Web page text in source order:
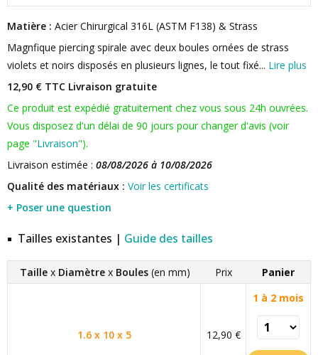
Matière : Acier Chirurgical 316L (ASTM F138) & Strass
Magnfique piercing spirale avec deux boules ornées de strass
violets et noirs disposés en plusieurs lignes, le tout fixé... Lire plus
12,90 € TTC Livraison gratuite
Ce produit est expédié gratuitement chez vous sous 24h ouvrées.
Vous disposez d'un délai de 90 jours pour changer d'avis (voir
page "Livraison").
Livraison estimée : 08/08/2026 à 10/08/2026
Qualité des matériaux : Voir les certificats
+ Poser une question
Tailles existantes | Guide des tailles
Taillex Diamètrex Boules(en mm) Prix Panier
1.6 x 10 x 5 12,90 €
1 à 2 mois